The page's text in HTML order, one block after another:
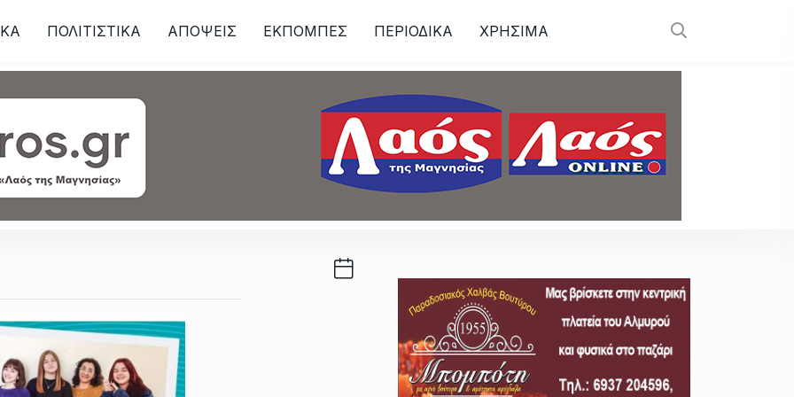
ΠΟΛΙΤΙΣΤΙΚΑ ΑΠΟΨΕΙΣ ΕΚΠΟΜΠΕΣ ΠΕΡΙΟΔΙΚΑ ΧΡΗΣΙΜΑ